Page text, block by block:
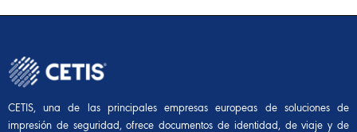
CETIS, una de las principales empresas europeas de soluciones de
impresión de seguridad, ofrece documentos de identidad, de viaje y de